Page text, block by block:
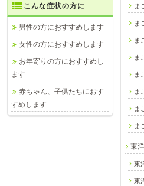
ま
ま
ま
ま
ま
ま
ま
ま
東
東
東
こんな症状の方に
男性の方におすすめします
女性の方におすすめします
お年寄りの方におすすめし
ます
赤ちゃん、子供たちにおす
すめします